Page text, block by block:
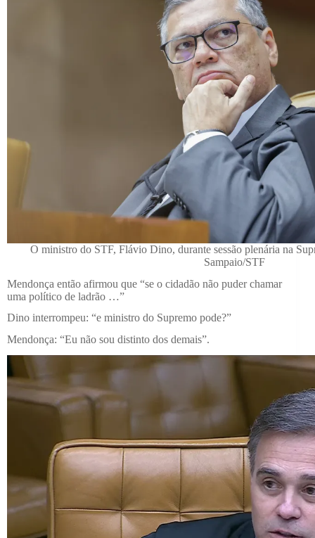
O ministro do STF, Flávio Dino, durante sessão plenária na
Sampaio/STF
Mendonça então afirmou que “se o cidadão não puder chamar
uma político de ladrão …”
Dino interrompeu: “e ministro do Supremo pode?”
Mendonça: “Eu não sou distinto dos demais”.